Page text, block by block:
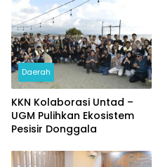
Daerah
KKN Kolaborasi Untad –
UGM Pulihkan Ekosistem
Pesisir Donggala